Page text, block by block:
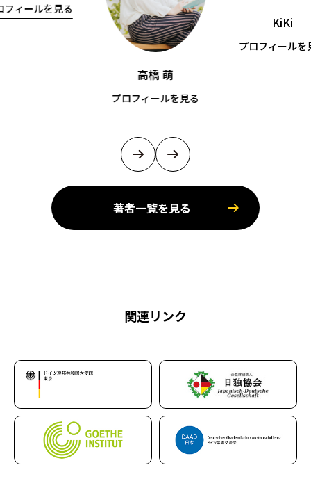
フィールを見る
高橋 萌
プロフィールを見る
KiKi
プロフィールを
著者一覧を見る
関連リンク